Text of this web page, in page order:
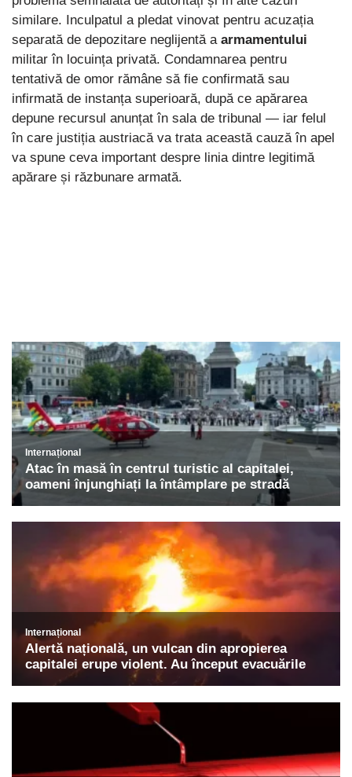
similare. Inculpatul a pledat vinovat pentru acuzația
separată de depozitare neglijentă a armamentului
militar în locuința privată. Condamnarea pentru
tentativă de omor rămâne să fie confirmată sau
infirmată de instanța superioară, după ce apărarea
depune recursul anunțat în sala de tribunal — iar felul
în care justiția austriacă va trata această cauză în apel
va spune ceva important despre linia dintre legitimă
apărare și răzbunare armată.